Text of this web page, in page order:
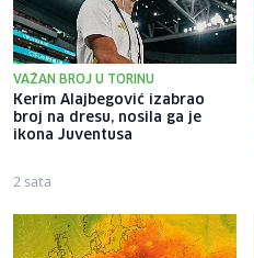
VAŽAN BROJ U TORINU
Kerim Alajbegović izabrao
broj na dresu, nosila ga je
ikona Juventusa
2 sata